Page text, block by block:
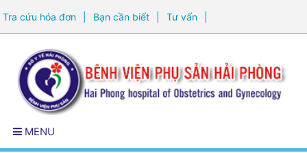
Tra cứu hóa đơn Bạn cần biết Tư vấn
Đăng ký khám sức khỏe
MENU